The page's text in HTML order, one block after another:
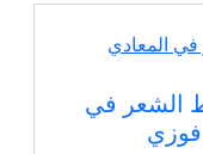
الشعر في